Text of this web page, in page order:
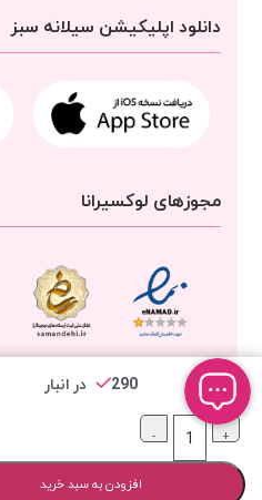
290 در انبار
- +
افزودن به سبد خرید
دانلود اپلیکیشن سیلانه سبز
مجوزهای لوکسیرانا
شرکت